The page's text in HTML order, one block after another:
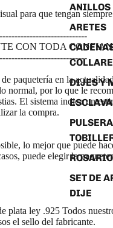
ANILLOS
ARETES
DIJES Y
SET DE
DIJE
para que tengan
CON TODA
paquetería en la
normal, por lo que le
El sistema indica un
la compra.
lo mejor que puede
puede elegir la
plata ley .925 Todos
el sello del fabricante.